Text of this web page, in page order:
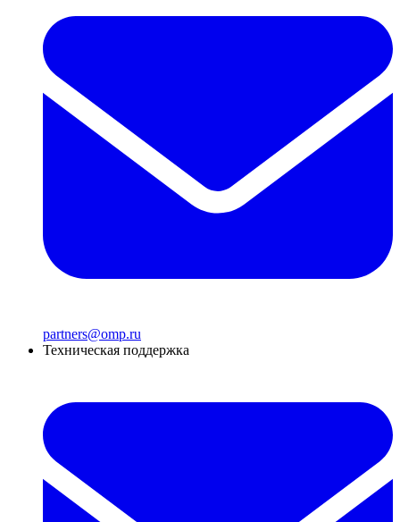
partners@omp.ru
Техническая поддержка